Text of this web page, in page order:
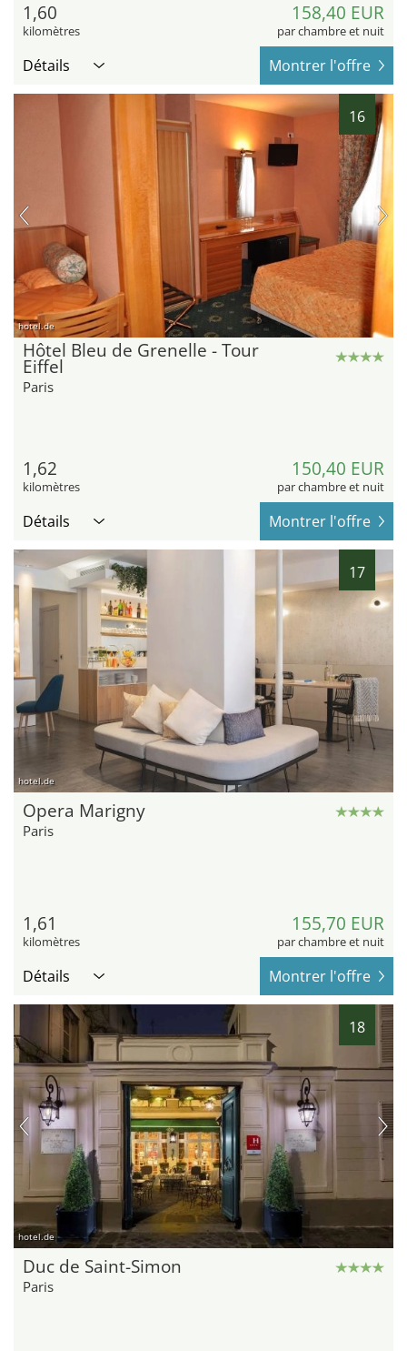
1,60
kilomètres
158,40 EUR
par chambre et nuit
Détails Montrer l'offre
16
hotel.de
Hôtel Bleu de Grenelle - Tour
Eiffel
Paris
1,62
kilomètres
150,40 EUR
par chambre et nuit
Détails Montrer l'offre
17
hotel.de
Opera Marigny
Paris
1,61
kilomètres
155,70 EUR
par chambre et nuit
Détails Montrer l'offre
18
hotel.de
Duc de Saint-Simon
Paris